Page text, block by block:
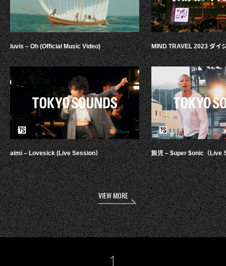
luvis – Oh (Official Music Video)
aimi – Lovesick (Live Session）
MIND TRAVEL 2023 ダイ
鋭児 – $uper $onic（Live
VIEW MORE